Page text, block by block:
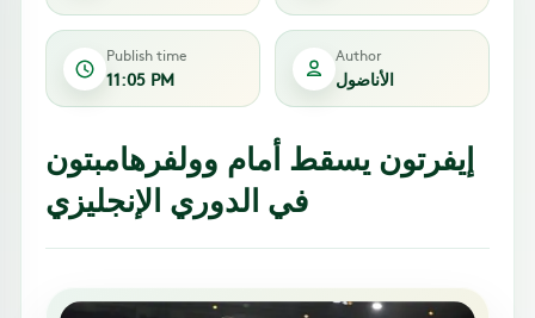
Publish time
11:05 PM
Author
الأناضول
إيفرتون يسقط أمام وولفرهامبتون
في الدوري الإنجليزي